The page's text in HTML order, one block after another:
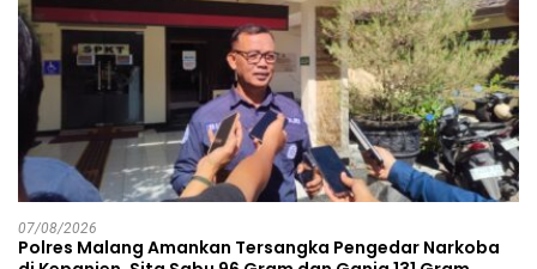
07/08/2026
Polres Malang Amankan Tersangka Pengedar Narkoba